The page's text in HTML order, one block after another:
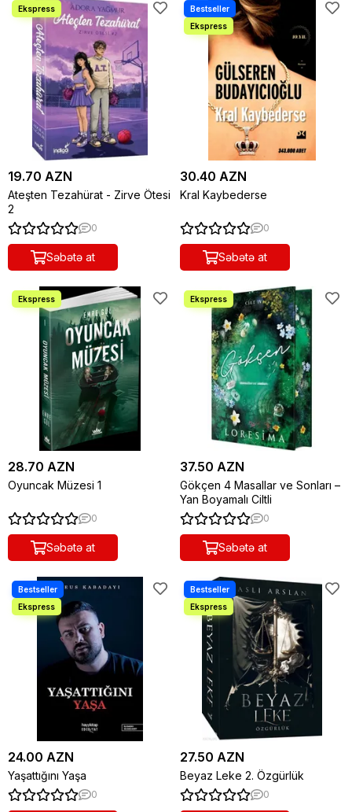
19.70 AZN
Ateşten Tezahürat - Zirve Ötesi
2
0
Səbətə at
30.40 AZN
Kral Kaybederse
0
Səbətə at
28.70 AZN
Oyuncak Müzesi 1
0
Səbətə at
37.50 AZN
Gökçen 4 Masallar ve Sonları –
Yan Boyamalı Ciltli
0
Səbətə at
24.00 AZN
Yaşattığını Yaşa
0
27.50 AZN
Beyaz Leke 2. Özgürlük
0